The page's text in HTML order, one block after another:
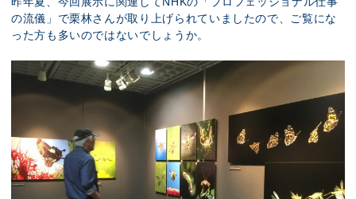
の流儀 」で栗林さんが取り上げられていましたので、ご覧にな
った方も多いのではないでしょうか。